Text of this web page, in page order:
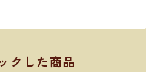
クした商品